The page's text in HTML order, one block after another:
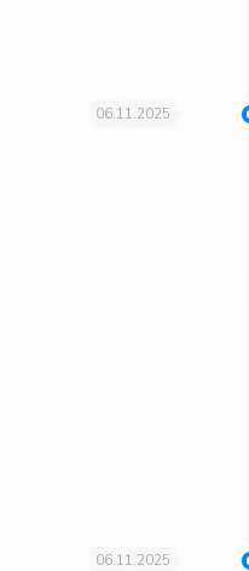
06.11.2025
06.11.2025